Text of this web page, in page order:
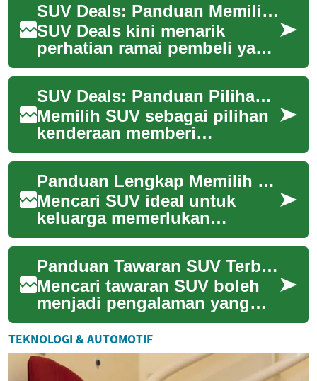
SUV Deals: Panduan Memilih SUV Terbaik sebagai Family Car
SUV Deals kini menarik
perhatian ramai pembeli yang
cari car serbaguna untuk
keluarga. Dalam panduan ini
kita akan bi...
SUV Deals: Panduan Pilihan SUV untuk Keluarga
Memilih SUV sebagai pilihan
kenderaan memberi
kombinasi ruang, keselesaan
dan prestasi yang sesuai
untuk ramai keluar...
Panduan Lengkap Memilih SUV Terbaik untuk Keluarga
Mencari SUV ideal untuk
keluarga memerlukan
pertimbangan praktikal:
ruang kabin, keselamatan
moden, kos pemilikan dan...Panduan Tawaran SUV Terbaik untuk Keluarga
Mencari tawaran SUV boleh
menjadi pengalaman yang
menarik tetapi juga
membingungkan,
terutamanya apabila
menyusun kep...
TEKNOLOGI & AUTOMOTIF